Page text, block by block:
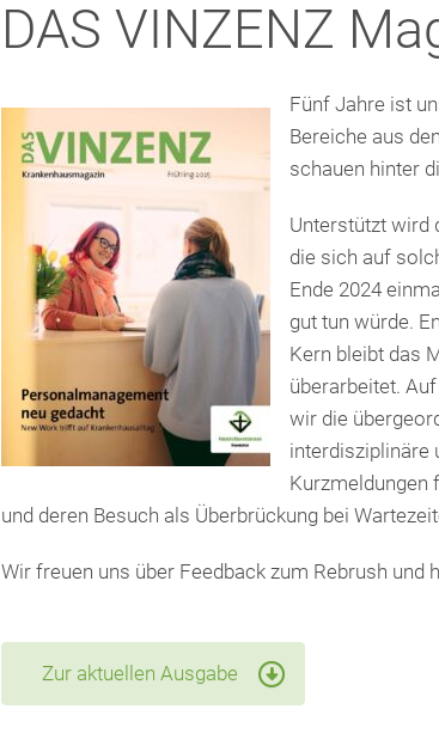
DAS VINZENZ
Fünf Jahre ist
Bereiche aus
schauen hinter
Unterstützt wird
die sich auf
Ende 2024
gut tun würde.
Kern bleibt das
überarbeitet.
wir die
interdisziplinäre
Kurzmeldungen
und deren Besuch als Überbrückung bei
Wir freuen uns über Feedback zum Rebrush
Zur aktuellen Ausgabe